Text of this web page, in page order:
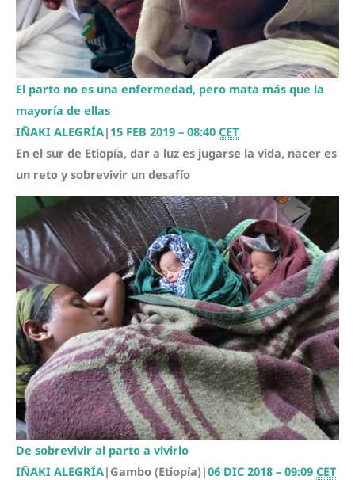
El parto no es una enfermedad, pero mata más que la
mayoría de ellas
IÑAKI ALEGRÍA| 15 FEB 2019 – 08:40 CET
En el sur de Etiopía, dar a luz es jugarse la vida, nacer es
un reto y sobrevivir un desafío
De sobrevivir al parto a vivirlo
IÑAKI ALEGRÍA| Gambo (Etiopía)|06 DIC 2018 – 09:09 CET